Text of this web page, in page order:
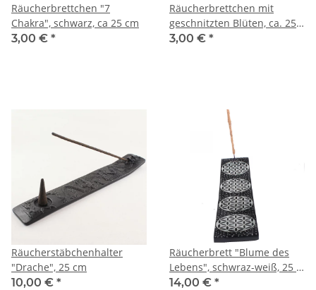
Räucherbrettchen "7
Chakra", schwarz, ca 25 cm
3,00 € *
Räucherbrettchen mit
geschnitzten Blüten, ca. 25
cm.
3,00 € *
Räucherstäbchenhalter
"Drache", 25 cm
10,00 € *
Räucherbrett "Blume des
Lebens", schwraz-weiß, 25 x
6 cm
14,00 € *